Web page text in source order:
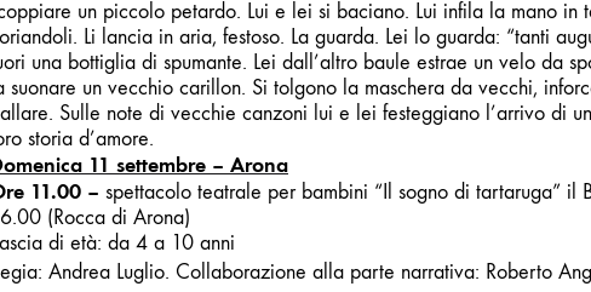
un piccolo petardo. Lui e lei si baciano. Lui infila la mano in
Li lancia in aria, festoso. La guarda. Lei lo guarda: “tanti
una bottiglia di spumante. Lei dall’altro baule estrae un velo da
suonare un vecchio carillon. Si tolgono la maschera da vecchi,
Sulle note di vecchie canzoni lui e lei festeggiano l’arrivo di
storia d’amore.
11 settembre – Arona
11.00 – spettacolo teatrale per bambini “ Il sogno di tartaruga” il
(Rocca di Arona)
di età: da 4 a 10 anni
Andrea Luglio. Collaborazione alla parte narrativa: Roberto